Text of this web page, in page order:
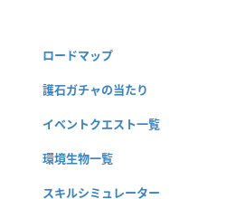
ロードマップ
護石ガチャの当たり
イベントクエスト一覧
環境生物一覧
スキルシミュレーター